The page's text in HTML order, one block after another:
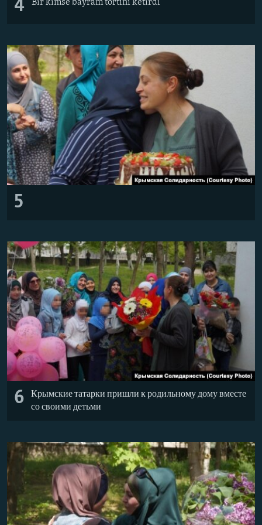
4 Bir kimse bayram tortını ketirdi
5
6
Крымские татарки пришли к родильному дому вместе
со своими детьми